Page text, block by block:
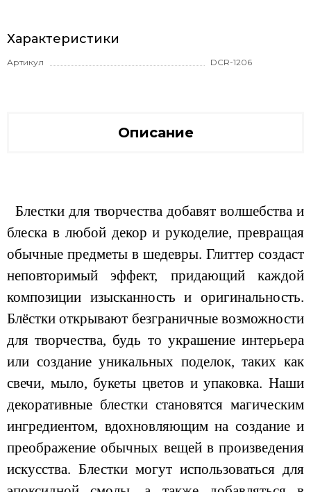
Характеристики
Артикул DCR-1206
Описание
Блестки для творчества добавят волшебства и
блеска в любой декор и рукоделие, превращая
обычные предметы в шедевры. Глиттер создаст
неповторимый эффект, придающий каждой
композиции изысканность и оригинальность.
Блёстки открывают безграничные возможности
для творчества, будь то украшение интерьера
или создание уникальных поделок, таких как
свечи, мыло, букеты цветов и упаковка. Наши
декоративные блестки становятся магическим
ингредиентом, вдохновляющим на создание и
преображение обычных вещей в произведения
искусства. Блестки могут использоваться для